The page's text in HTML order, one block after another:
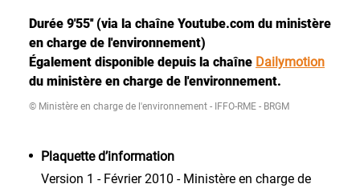
Durée 9'55'' (via la chaîne Youtube.com du ministère
en charge de l'environnement)
Également disponible depuis la chaîne Dailymotion
du ministère en charge de l'environnement.
© Ministère en charge de l'environnement - IFFO-RME - BRGM
Plaquette d’information
Version 1 - Février 2010 - Ministère en charge de